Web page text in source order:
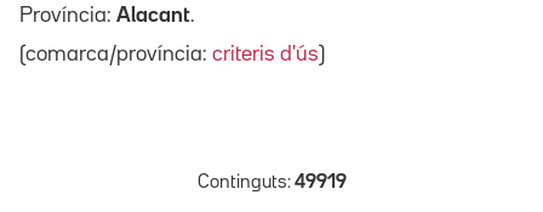
Província: Alacant.
(comarca/província: criteris d'ús)
Continguts: 49919